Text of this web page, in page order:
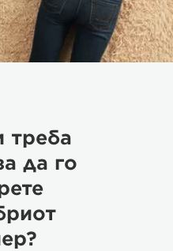
треба
да го